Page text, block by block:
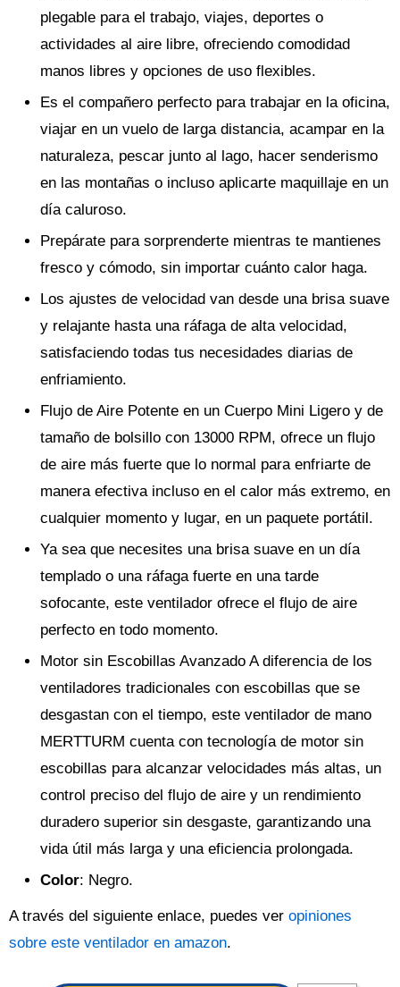
plegable para el trabajo, viajes, deportes o
actividades al aire libre, ofreciendo comodidad
manos libres y opciones de uso flexibles.
Es el compañero perfecto para trabajar en la oficina,
viajar en un vuelo de larga distancia, acampar en la
naturaleza, pescar junto al lago, hacer senderismo
en las montañas o incluso aplicarte maquillaje en un
día caluroso.
Prepárate para sorprenderte mientras te mantienes
fresco y cómodo, sin importar cuánto calor haga.
Los ajustes de velocidad van desde una brisa suave
y relajante hasta una ráfaga de alta velocidad,
satisfaciendo todas tus necesidades diarias de
enfriamiento.
Flujo de Aire Potente en un Cuerpo Mini Ligero y de
tamaño de bolsillo con 13000 RPM, ofrece un flujo
de aire más fuerte que lo normal para enfriarte de
manera efectiva incluso en el calor más extremo, en
cualquier momento y lugar, en un paquete portátil.
Ya sea que necesites una brisa suave en un día
templado o una ráfaga fuerte en una tarde
sofocante, este ventilador ofrece el flujo de aire
perfecto en todo momento.
Motor sin Escobillas Avanzado A diferencia de los
ventiladores tradicionales con escobillas que se
desgastan con el tiempo, este ventilador de mano
MERTTURM cuenta con tecnología de motor sin
escobillas para alcanzar velocidades más altas, un
control preciso del flujo de aire y un rendimiento
duradero superior sin desgaste, garantizando una
vida útil más larga y una eficiencia prolongada.
Color: Negro.
A través del siguiente enlace, puedes ver opiniones
sobre este ventilador en amazon.